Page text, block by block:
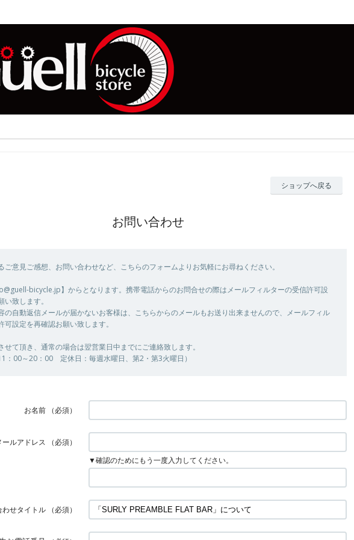
ショップへ戻る
お問い合わせ
ご意見ご感想、お問い合わせなど、こちらのフォームよりお気軽にお尋ねください。
bicycle.jp】からとなります。携帯電話からのお問合せの際はメールフィルターの受信許可設
い致します。
の自動返信メールが届かないお客様は、こちらからのメールもお送り出来ませんので、メールフィル
可設定を再確認お願い致します。
せて頂き、通常の場合は翌営業日中までにご連絡致します。
：00～20：00 定休日：毎週水曜日、第2・第3火曜日）
お名前 （必須）
ールアドレス
（必須）
▼確認のためにもう一度入力してください。
わせタイトル （必須）